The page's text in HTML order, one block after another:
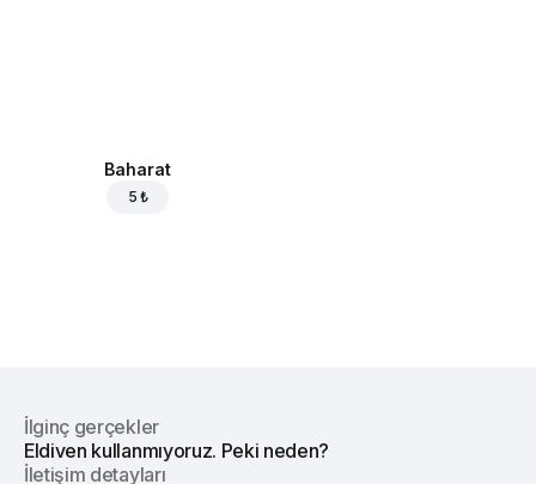
Baharat
5 ₺
İlginç gerçekler
Eldiven kullanmıyoruz. Peki neden?
İletişim detayları